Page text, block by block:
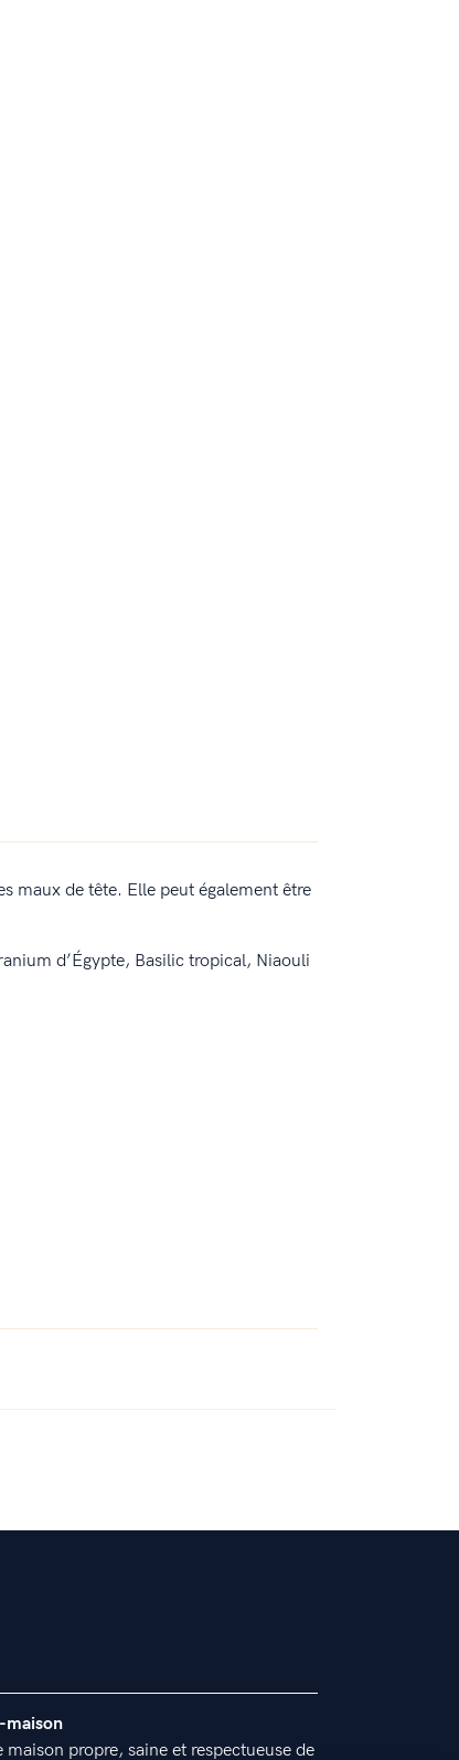
maux de tête. Elle peut également être
d’Égypte, Basilic tropical, Niaouli
maison
maison propre, saine et respectueuse de